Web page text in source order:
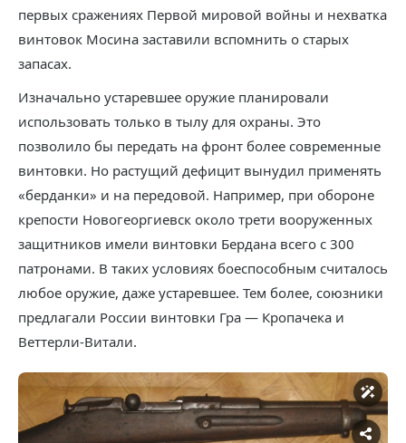
первых сражениях Первой мировой войны и нехватка
винтовок Мосина заставили вспомнить о старых
запасах.
Изначально устаревшее оружие планировали
использовать только в тылу для охраны. Это
позволило бы передать на фронт более современные
винтовки. Но растущий дефицит вынудил применять
«берданки» и на передовой. Например, при обороне
крепости Новогеоргиевск около трети вооруженных
защитников имели винтовки Бердана всего с 300
патронами. В таких условиях боеспособным считалось
любое оружие, даже устаревшее. Тем более, союзники
предлагали России винтовки Гра — Кропачека и
Веттерли-Витали.